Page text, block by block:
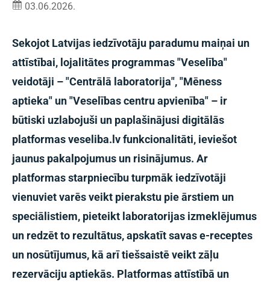
03.06.2026.
Sekojot Latvijas iedzīvotāju paradumu maiņai un
attīstībai, lojalitātes programmas "Veselība"
veidotāji – "Centrālā laboratorija", "Mēness
aptieka" un "Veselības centru apvienība" – ir
būtiski uzlabojuši un paplašinājusi digitālās
platformas veseliba.lv funkcionalitāti, ieviešot
jaunus pakalpojumus un risinājumus. Ar
platformas starpniecību turpmāk iedzīvotāji
vienuviet varēs veikt pierakstu pie ārstiem un
speciālistiem, pieteikt laboratorijas izmeklējumus
un redzēt to rezultātus, apskatīt savas e-receptes
un nosūtījumus, kā arī tiešsaistē veikt zāļu
rezervāciju aptiekās. Platformas attīstībā un